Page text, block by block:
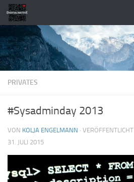
Zum Inhalt springen
PRIVATES
#Sysadminday 2013
VON KOLJA ENGELMANN · VERÖFFENTLICHT
31. JULI 2015